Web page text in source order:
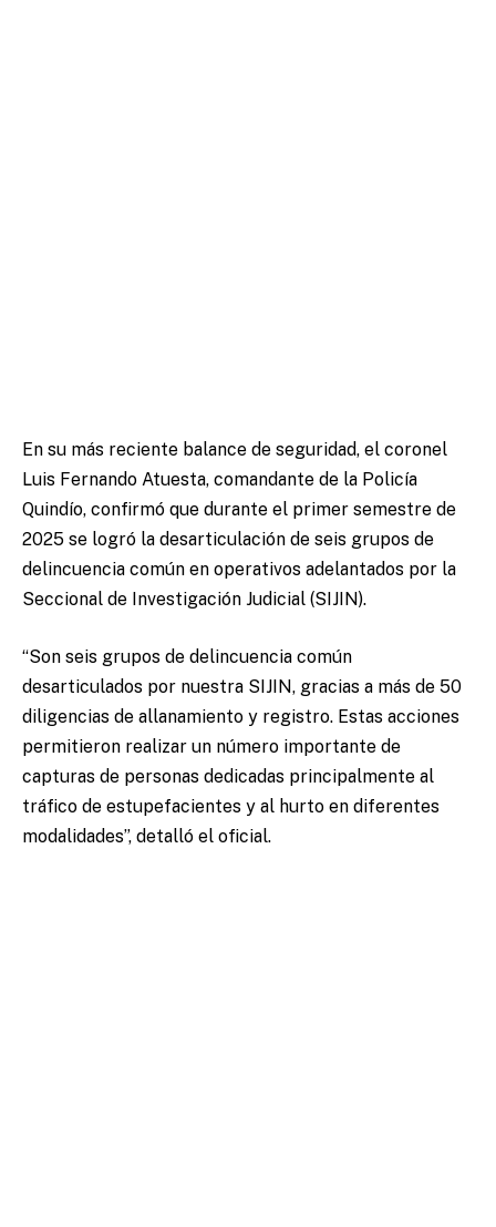
En su más reciente balance de seguridad, el coronel
Luis Fernando Atuesta, comandante de la Policía
Quindío, confirmó que durante el primer semestre de
2025 se logró la desarticulación de seis grupos de
delincuencia común en operativos adelantados por la
Seccional de Investigación Judicial (SIJIN).
“Son seis grupos de delincuencia común
desarticulados por nuestra SIJIN, gracias a más de 50
diligencias de allanamiento y registro. Estas acciones
permitieron realizar un número importante de
capturas de personas dedicadas principalmente al
tráfico de estupefacientes y al hurto en diferentes
modalidades”, detalló el oficial.